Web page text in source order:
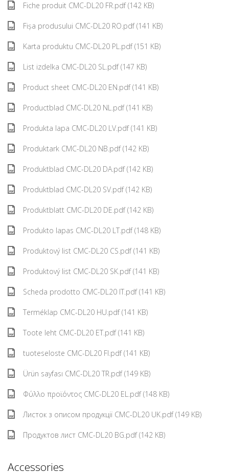
Fiche produit CMC-DL20 FR.pdf (142 KB)
Fișa produsului CMC-DL20 RO.pdf (141 KB)
Karta produktu CMC-DL20 PL.pdf (151 KB)
List izdelka CMC-DL20 SL.pdf (147 KB)
Product sheet CMC-DL20 EN.pdf (141 KB)
Productblad CMC-DL20 NL.pdf (141 KB)
Produkta lapa CMC-DL20 LV.pdf (141 KB)
Produktark CMC-DL20 NB.pdf (142 KB)
Produktblad CMC-DL20 DA.pdf (142 KB)
Produktblad CMC-DL20 SV.pdf (142 KB)
Produktblatt CMC-DL20 DE.pdf (142 KB)
Produkto lapas CMC-DL20 LT.pdf (148 KB)
Produktový list CMC-DL20 CS.pdf (141 KB)
Produktový list CMC-DL20 SK.pdf (141 KB)
Scheda prodotto CMC-DL20 IT.pdf (141 KB)
Terméklap CMC-DL20 HU.pdf (141 KB)
Toote leht CMC-DL20 ET.pdf (141 KB)
tuoteseloste CMC-DL20 FI.pdf (141 KB)
Ürün sayfası CMC-DL20 TR.pdf (149 KB)
Φύλλο προϊόντος CMC-DL20 EL.pdf (148 KB)
Листок з описом продукції CMC-DL20 UK.pdf (149 KB)
Продуктов лист CMC-DL20 BG.pdf (142 KB)
Accessories